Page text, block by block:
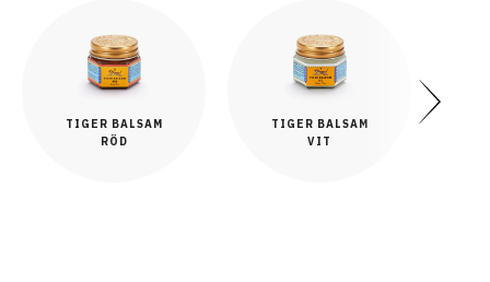
TIGER BALSAM
RÖD
TIGER BALSAM
VIT
Next